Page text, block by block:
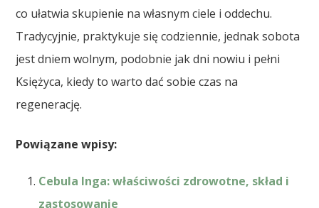
co ułatwia skupienie na własnym ciele i oddechu.
Tradycyjnie, praktykuje się codziennie, jednak sobota
jest dniem wolnym, podobnie jak dni nowiu i pełni
Księżyca, kiedy to warto dać sobie czas na
regenerację.
Powiązane wpisy:
Cebula Inga: właściwości zdrowotne, skład i
zastosowanie